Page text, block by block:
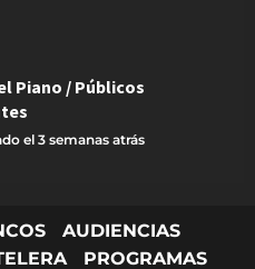
Piano / Públicos
el 3 semanas atrás
AUDIENCIAS
PROGRAMAS